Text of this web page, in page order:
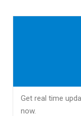
Get real time
now.